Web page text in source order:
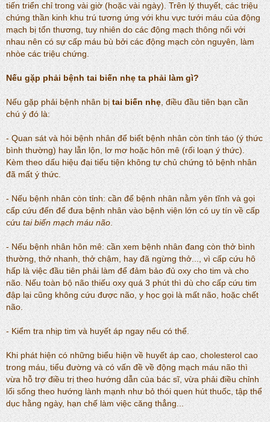
tiến triển chỉ trong vài giờ (hoặc vài ngày). Trên lý thuyết, các triệu
chứng thần kinh khu trú tương ứng với khu vực tưới máu của động
mạch bị tổn thương, tuy nhiên do các động mạch thông nối với
nhau nên có sự cấp máu bù bởi các động mạch còn nguyên, làm
nhòe các triệu chứng.
Nếu gặp phải bệnh tai biến nhẹ ta phải làm gì?
Nếu gặp phải bệnh nhân bịtai biến nhẹ , điều đầu tiên bạn cần
chú ý đó là:
- Quan sát và hỏi bệnh nhân để biết bệnh nhân còn tỉnh táo (ý thức
bình thường) hay lẫn lộn, lơ mơ hoặc hôn mê (rối loạn ý thức).
Kèm theo dấu hiệu đại tiểu tiện không tự chủ chứng tỏ bệnh nhân
đã mất ý thức.
- Nếu bệnh nhân còn tỉnh: cần để bệnh nhân nằm yên tĩnh và gọi
cấp cứu đến để đưa bệnh nhân vào bệnh viện lớn có uy tín về cấp
cứu tai biến mạch máu não
- Nếu bệnh nhân hôn mê: cần xem bệnh nhân đang còn thở bình
thường, thở nhanh, thở chậm, hay đã ngừng thở..., vì cấp cứu hô
hấp là việc đầu tiên phải làm để đảm bảo đủ oxy cho tim và cho
não. Nếu toàn bộ não thiếu oxy quá 3 phút thì dù cho cấp cứu tim
đập lại cũng không cứu được não, y học gọi là mất não, hoặc chết
não.
- Kiểm tra nhịp tim và huyết áp ngay nếu có thể.
Khi phát hiện có những biểu hiện về huyết áp cao, cholesterol cao
trong máu, tiểu đường và có vấn đề về động mạch máu não thì
vừa hỗ trợ điều trị theo hướng dẫn của bác sĩ, vừa phải điều chỉnh
lối sống theo hướng lành mạnh như bỏ thói quen hút thuốc, tập thể
dục hằng ngày, hạn chế làm việc căng thẳng...